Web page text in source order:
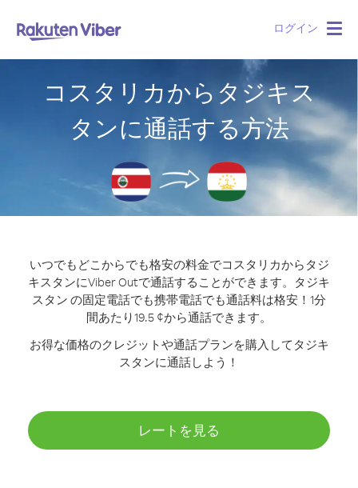
ログイン
コスタリカからタジキス
タンに通話する方法
いつでもどこからでも格安の料金でコスタリカからタジ
キスタンにViber Outで通話することができます。
タジキ
スタン の固定電話でも携帯電話でも通話料は格安！1分
間あたり19.5 ¢から通話できます。
お得な価格のクレジットや通話プランを購入してタジキ
スタンに通話しよう！
レートを見る